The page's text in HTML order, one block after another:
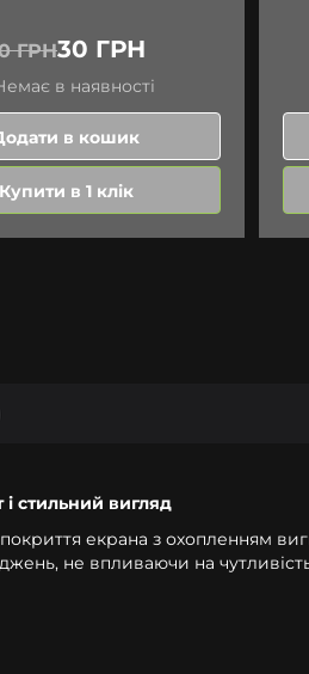
ГРН30 ГРН
в наявності
в кошик
Купити в 1 клік
стильний вигляд
екрана з охопленням
не впливаючи на чутливість